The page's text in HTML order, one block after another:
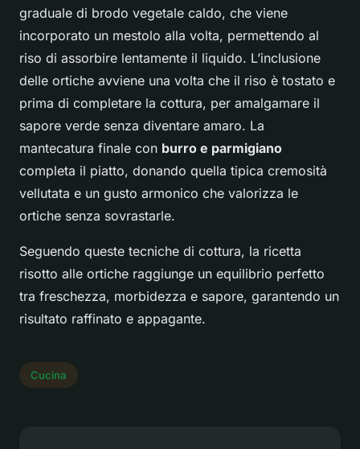
graduale di brodo vegetale caldo, che viene
incorporato un mestolo alla volta, permettendo al
riso di assorbire lentamente il liquido. L’inclusione
delle ortiche avviene una volta che il riso è tostato e
prima di completare la cottura, per amalgamare il
sapore verde senza diventare amaro. La
mantecatura finale con burro e parmigiano
completa il piatto, donando quella tipica cremosità
vellutata e un gusto armonico che valorizza le
ortiche senza sovrastarle.
Seguendo queste tecniche di cottura, la ricetta
risotto alle ortiche raggiunge un equilibrio perfetto
tra freschezza, morbidezza e sapore, garantendo un
risultato raffinato e appagante.
Cucina